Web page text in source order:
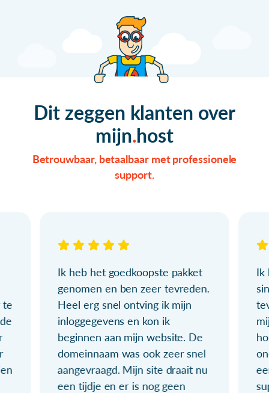
Dit zeggen klanten over
mijn host
Betrouwbaar, betaalbaar met professionele
support.
te
Ik heb het goedkoopste pakket
genomen en ben zeer tevreden.
Heel erg snel ontving ik mijn
inloggegevens en kon ik
beginnen aan mijn website. De
domeinnaam was ook zeer snel
aangevraagd. Mijn site draait nu
een tijdje en er is nog geen
Ik